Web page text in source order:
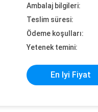
Ambalaj bilgileri:
Teslim süresi:
Ödeme koşulları:
Yetenek temini:
En Iyi Fiyat